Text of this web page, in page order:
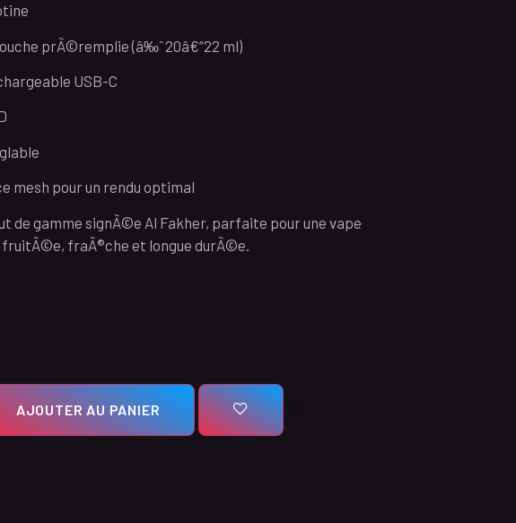
prÃ©remplie (â‰ˆ 20â€“22 ml)
USB-C
mesh pour un rendu optimal
de gamme signÃ©e Al Fakher, parfaite pour une vape
fraÃ®che et longue durÃ©e.
AJOUTER AU PANIER